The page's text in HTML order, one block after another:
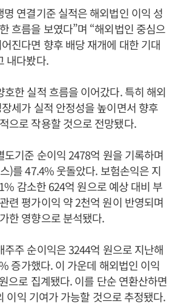
연결기준 실적은 해외법인 이익 성
흐름을 보였다”며 “해외법인 중심으
진다면 향후 배당 재개에 대한 기대
내다봤다.
호한 실적 흐름을 이어갔다. 특히 해외
세가 실적 안정성을 높이면서 향후
으로 작용할 것으로 전망됐다.
도기준 순이익 2478억 원을 기록하며
)를 47.4% 웃돌았다. 보험손익은 지
감소한 624억 원으로 예상 대비 부
련 평가이익 약 2천억 원이 반영되며
한 영향으로 분석됐다.
주주 순이익은 3244억 원으로 지난해
증가했다. 이 가운데 해외법인 이익
으로 집계됐다. 이를 단순 연환산하면
이익 기여가 가능할 것으로 추정됐다.